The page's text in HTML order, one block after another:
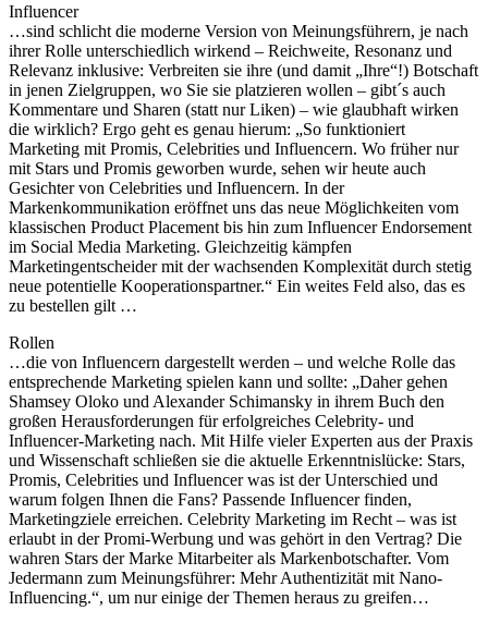
Influencer
…sind schlicht die moderne Version von Meinungsführern, je nach
ihrer Rolle unterschiedlich wirkend – Reichweite, Resonanz und
Relevanz inklusive: Verbreiten sie ihre (und damit „Ihre“!) Botschaft
in jenen Zielgruppen, wo Sie sie platzieren wollen – gibt´s auch
Kommentare und Sharen (statt nur Liken) – wie glaubhaft wirken
die wirklich? Ergo geht es genau hierum: „So funktioniert
Marketing mit Promis, Celebrities und Influencern. Wo früher nur
mit Stars und Promis geworben wurde, sehen wir heute auch
Gesichter von Celebrities und Influencern. In der
Markenkommunikation eröffnet uns das neue Möglichkeiten vom
klassischen Product Placement bis hin zum Influencer Endorsement
im Social Media Marketing. Gleichzeitig kämpfen
Marketingentscheider mit der wachsenden Komplexität durch stetig
neue potentielle Kooperationspartner.“ Ein weites Feld also, das es
zu bestellen gilt …
Rollen
…die von Influencern dargestellt werden – und welche Rolle das
entsprechende Marketing spielen kann und sollte: „Daher gehen
Shamsey Oloko und Alexander Schimansky in ihrem Buch den
großen Herausforderungen für erfolgreiches Celebrity- und
Influencer-Marketing nach. Mit Hilfe vieler Experten aus der Praxis
und Wissenschaft schließen sie die aktuelle Erkenntnislücke: Stars,
Promis, Celebrities und Influencer was ist der Unterschied und
warum folgen Ihnen die Fans? Passende Influencer finden,
Marketingziele erreichen. Celebrity Marketing im Recht – was ist
erlaubt in der Promi-Werbung und was gehört in den Vertrag? Die
wahren Stars der Marke Mitarbeiter als Markenbotschafter. Vom
Jedermann zum Meinungsführer: Mehr Authentizität mit Nano-
Influencing.“, um nur einige der Themen heraus zu greifen…